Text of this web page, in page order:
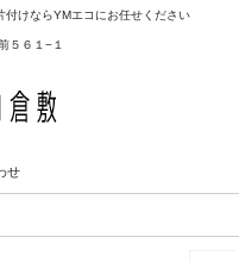
けならYMエコにお任せください
５６１−１
せ